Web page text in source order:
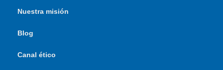
Nuestra misión
Blog
Canal ético